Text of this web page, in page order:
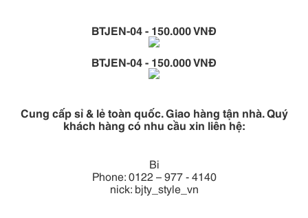
BTJEN-04 - 150.000 VNĐ
BTJEN-04 - 150.000 VNĐ
Cung cấp sỉ & lẻ toàn quốc. Giao hàng tận nhà. Quý
khách hàng có nhu cầu xin liên hệ:
Bi
Phone: 0122 – 977 - 4140
nick: bjty_style_vn